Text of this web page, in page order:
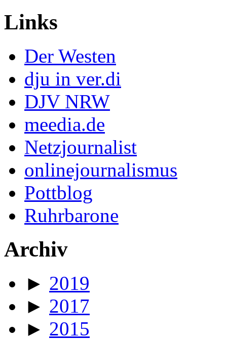
Links
Der Westen
dju in ver.di
DJV NRW
meedia.de
Netzjournalist
onlinejournalismus
Pottblog
Ruhrbarone
Archiv
► 2019
► 2017
► 2015